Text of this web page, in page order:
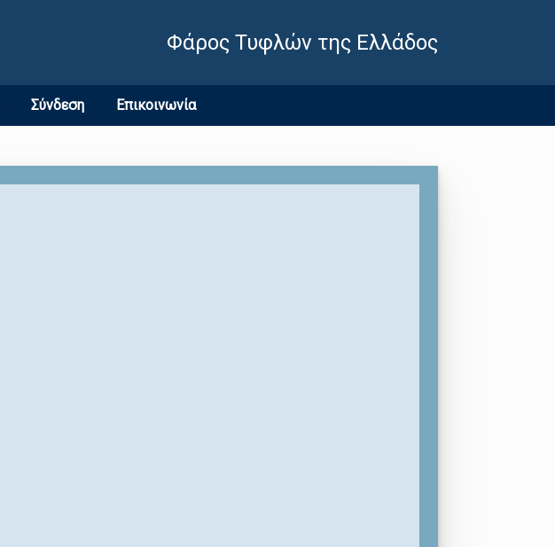
Φάρος Τυφλών της Ελλάδος
Σύνδεση Επικοινωνία